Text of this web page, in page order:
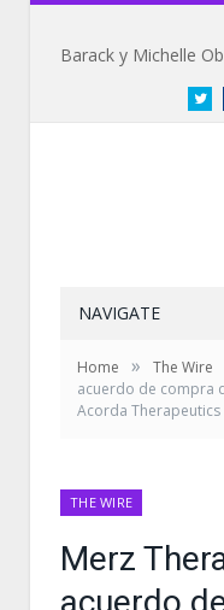
NAVIGATE
Home » The Wire
acuerdo de compra
Acorda Therapeutics
THE WIRE
Merz